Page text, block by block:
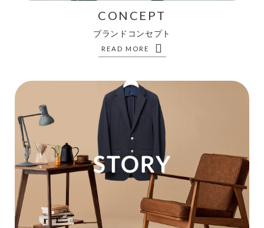
CONCEPT
ブランドコンセプト
READ MORE